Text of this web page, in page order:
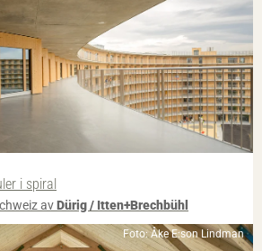
i spiral
avDürig / Itten+Brechbühl
Foto: Åke E:son Lindman